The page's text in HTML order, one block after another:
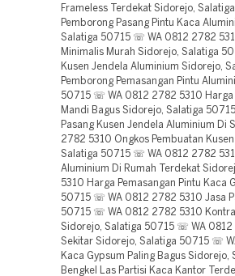
Frameless Terdekat Sidorejo,
Pemborong Pasang Pintu Kaca
Salatiga 50715 ☏ WA 0812 2782
Minimalis Murah Sidorejo, Salatiga
Kusen Jendela Aluminium Sidorejo,
Pemborong Pemasangan Pintu
50715 ☏ WA 0812 2782 5310 Harga
Mandi Bagus Sidorejo, Salatiga
Pasang Kusen Jendela Aluminium
2782 5310 Ongkos Pembuatan
Salatiga 50715 ☏ WA 0812 2782
Aluminium Di Rumah Terdekat
5310 Harga Pemasangan Pintu Kaca
50715 ☏ WA 0812 2782 5310 Jasa
50715 ☏ WA 0812 2782 5310
Sidorejo, Salatiga 50715 ☏ WA 0812
Sekitar Sidorejo, Salatiga 50715 ☏
Kaca Gypsum Paling Bagus
Bengkel Las Partisi Kaca Kantor